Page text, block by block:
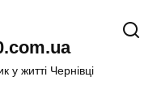
у житті Чернівці